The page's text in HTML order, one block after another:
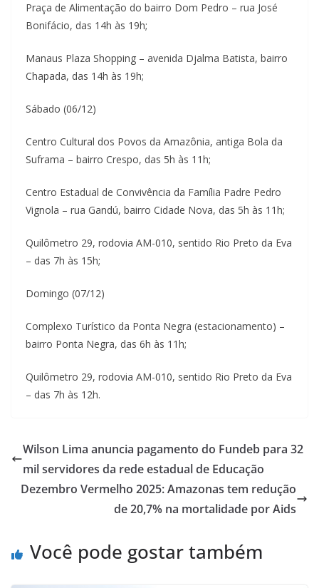
Praça de Alimentação do bairro Dom Pedro – rua José
Bonifácio, das 14h às 19h;
Manaus Plaza Shopping – avenida Djalma Batista, bairro
Chapada, das 14h às 19h;
Sábado (06/12)
Centro Cultural dos Povos da Amazônia, antiga Bola da
Suframa – bairro Crespo, das 5h às 11h;
Centro Estadual de Convivência da Família Padre Pedro
Vignola – rua Gandú, bairro Cidade Nova, das 5h às 11h;
Quilômetro 29, rodovia AM-010, sentido Rio Preto da Eva
– das 7h às 15h;
Domingo (07/12)
Complexo Turístico da Ponta Negra (estacionamento) –
bairro Ponta Negra, das 6h às 11h;
Quilômetro 29, rodovia AM-010, sentido Rio Preto da Eva
– das 7h às 12h.
Wilson Lima anuncia pagamento do Fundeb para 32
mil servidores da rede estadual de Educação
Dezembro Vermelho 2025: Amazonas tem redução
de 20,7% na mortalidade por Aids
Você pode gostar também